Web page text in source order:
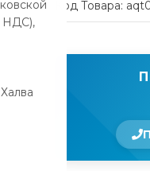
НДС),
Код Товара: